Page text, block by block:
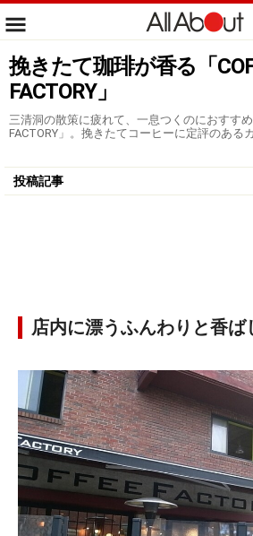
挽きたて珈琲が香る「
FACTORY」
三清洞の散策に疲れて、一息つくのにおすすめ
FACTORY」。挽きたてコーヒーに定評のある
投稿記事
店内に漂うふんわりと香ば